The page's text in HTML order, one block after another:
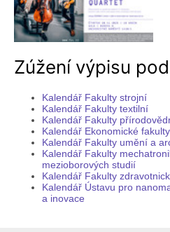
Zúžení výpisu
Kalendář Fakulty strojní
Kalendář Fakulty textilní
Kalendář Fakulty
Kalendář Ekonomické fakulty
Kalendář Fakulty umění a
Kalendář Fakulty
mezioborových studií
Kalendář Fakulty
Kalendář Ústavu pro
a inovace